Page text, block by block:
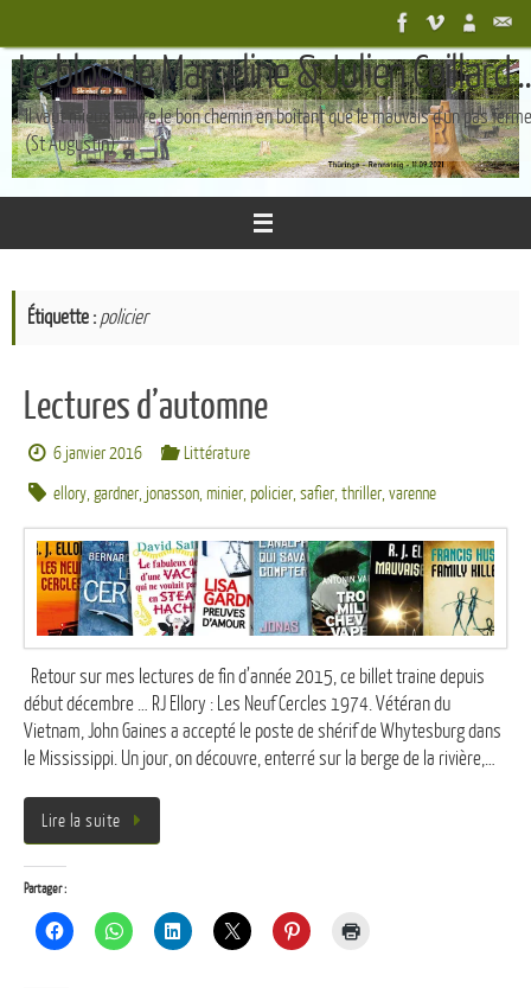
contenu
Le blog de Marceline & Julien Coillard
Il vaut mieux suivre le bon chemin en boîtant que le mauvais d'un pas ferme
(St Augustin)
Étiquette : policier
Lectures d’automne
6 janvier 2016
Littérature
ellory,gardner, jonasson, minier, policier,safier,thriller,varenne
Retour sur mes lectures de fin d’année 2015, ce billet traine depuis
début décembre … RJ Ellory : Les Neuf Cercles 1974. Vétéran du
Vietnam, John Gaines a accepté le poste de shérif de Whytesburg dans
le Mississippi. Un jour, on découvre, enterré sur la berge de la rivière,…
Lire la suite
Partager :